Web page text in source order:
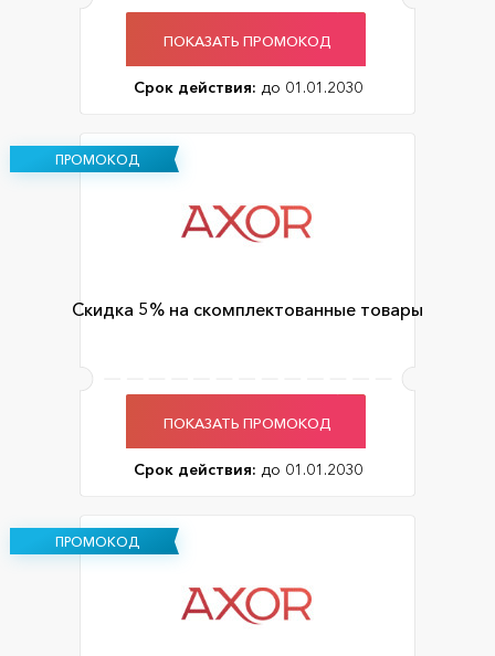
ПОКАЗАТЬ ПРОМОКОД
Срок действия: до 01.01.2030
ПРОМОКОД
Скидка 5% на скомплектованные товары
ПОКАЗАТЬ ПРОМОКОД
Срок действия: до 01.01.2030
ПРОМОКОД